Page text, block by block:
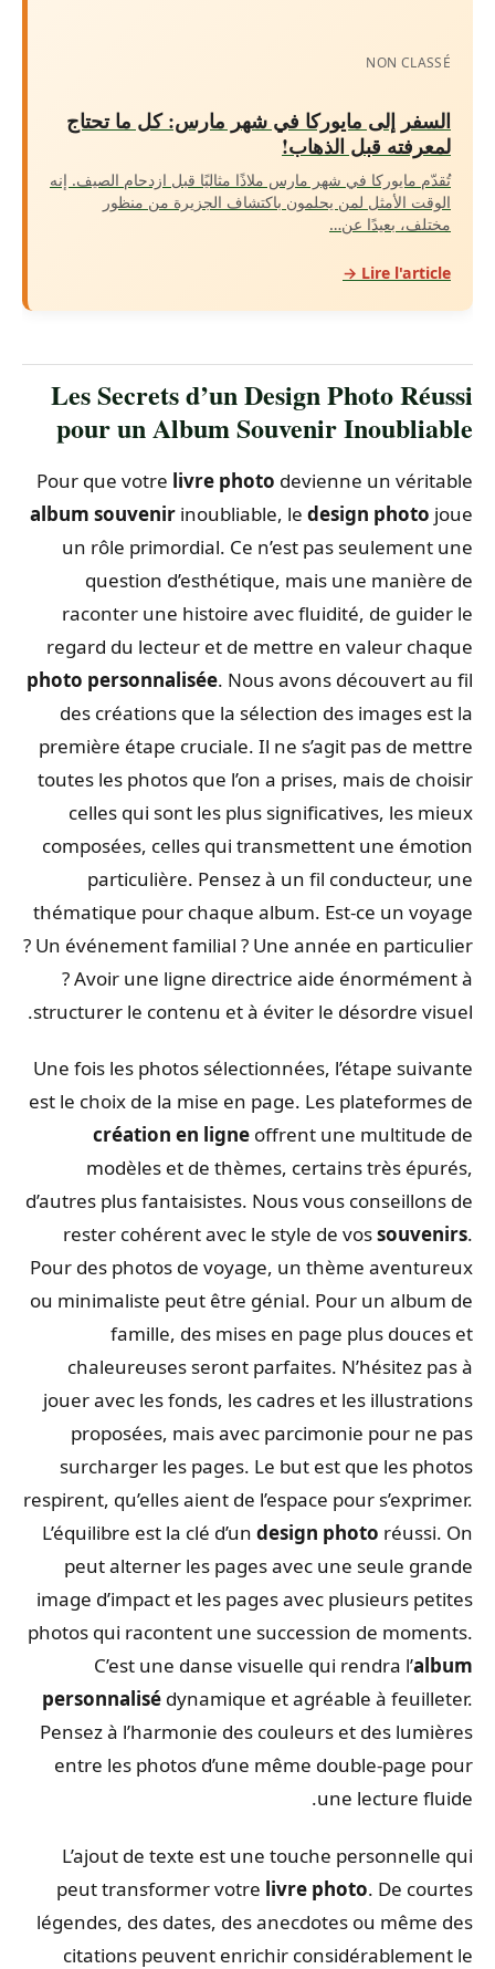
NON CLASSÉ
السفر إلى مايوركا في شهر مارس: كل ما تحتاج
لمعرفته قبل الذهاب!
تُقدّم مايوركا في شهر مارس ملاذًا مثاليًا قبل ازدحام الصيف. إنه
الوقت الأمثل لمن يحلمون باكتشاف الجزيرة من منظور
مختلف، بعيدًا عن…
Lire l'article →
Les Secrets d’un Design Photo Réussi
pour un Album Souvenir Inoubliable
Pour que votrelivre photo devienne un véritable
album souvenir inoubliable, ledesign photo joue
un rôle primordial. Ce n’est pas seulement une
question d’esthétique, mais une manière de
raconter une histoire avec fluidité, de guider le
regard du lecteur et de mettre en valeur chaque
photo personnalisée . Nous avons découvert au fil
des créations que la sélection des images est la
première étape cruciale. Il ne s’agit pas de mettre
toutes les photos que l’on a prises, mais de choisir
celles qui sont les plus significatives, les mieux
composées, celles qui transmettent une émotion
particulière. Pensez à un fil conducteur, une
thématique pour chaque album. Est-ce un voyage
? Un événement familial ? Une année en particulier
? Avoir une ligne directrice aide énormément à
structurer le contenu et à éviter le désordre visuel.
Une fois les photos sélectionnées, l’étape suivante
est le choix de la mise en page. Les plateformes de
création en ligne offrent une multitude de
modèles et de thèmes, certains très épurés,
d’autres plus fantaisistes. Nous vous conseillons de
rester cohérent avec le style de vossouvenirs
Pour des photos de voyage, un thème aventureux
ou minimaliste peut être génial. Pour un album de
famille, des mises en page plus douces et
chaleureuses seront parfaites. N’hésitez pas à
jouer avec les fonds, les cadres et les illustrations
proposées, mais avec parcimonie pour ne pas
surcharger les pages. Le but est que les photos
respirent, qu’elles aient de l’espace pour s’exprimer.
L’équilibre est la clé d’undesign photo réussi. On
peut alterner les pages avec une seule grande
image d’impact et les pages avec plusieurs petites
photos qui racontent une succession de moments.
C’est une danse visuelle qui rendra l’album
personnalisé dynamique et agréable à feuilleter.
Pensez à l’harmonie des couleurs et des lumières
entre les photos d’une même double-page pour
une lecture fluide.
L’ajout de texte est une touche personnelle qui
peut transformer votrelivre photo . De courtes
légendes, des dates, des anecdotes ou même des
citations peuvent enrichir considérablement le